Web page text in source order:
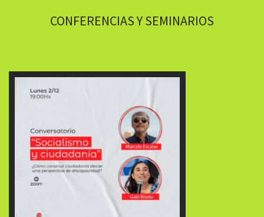
CONFERENCIAS Y SEMINARIOS